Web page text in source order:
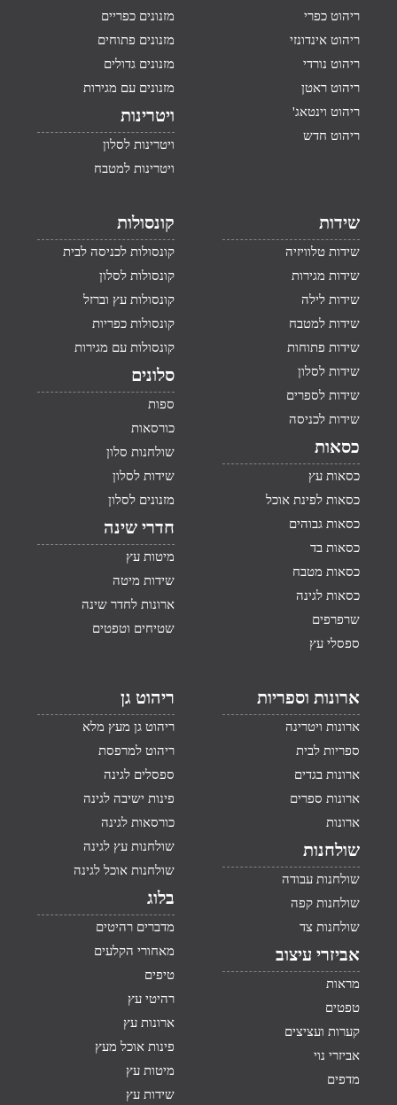
ריהוט כפרי
ריהוט אינדונזי
ריהוט נורדי
ריהוט ראטן
ריהוט וינטאג'
ריהוט חדש
מזנונים כפריים
מזנונים פתוחים
מזנונים גדולים
מזנונים עם מגירות
ויטרינות
ויטרינות לסלון
ויטרינות למטבח
שידות
שידות טלוויזיה
שידות מגירות
שידות לילה
שידות למטבח
שידות פתוחות
שידות לסלון
שידות לספרים
שידות לכניסה
כסאות
כסאות עץ
כסאות לפינת אוכל
כסאות גבוהים
כסאות בד
כסאות מטבח
כסאות לגינה
שרפרפים
ספסלי עץ
קונסולות
קונסולות לכניסה לבית
קונסולות לסלון
קונסולות עץ וברזל
קונסולות כפריות
קונסולות עם מגירות
סלונים
ספות
כורסאות
שולחנות סלון
שידות לסלון
מזנונים לסלון
חדרי שינה
מיטות עץ
שידות מיטה
ארונות לחדר שינה
שטיחים וטפטים
ארונות וספריות
ארונות ויטרינה
ספריות לבית
ארונות בגדים
ארונות ספרים
ארונות
שולחנות
שולחנות עבודה
שולחנות קפה
שולחנות צד
אביזרי עיצוב
מראות
טפטים
קערות ועציצים
אביזרי נוי
מדפים
ריהוט גן
ריהוט גן מעץ מלא
ריהוט למרפסת
ספסלים לגינה
פינות ישיבה לגינה
כורסאות לגינה
שולחנות עץ לגינה
שולחנות אוכל לגינה
בלוג
מדברים רהיטים
מאחורי הקלעים
טיפים
רהיטי עץ
ארונות עץ
פינות אוכל מעץ
מיטות עץ
שידות עץ